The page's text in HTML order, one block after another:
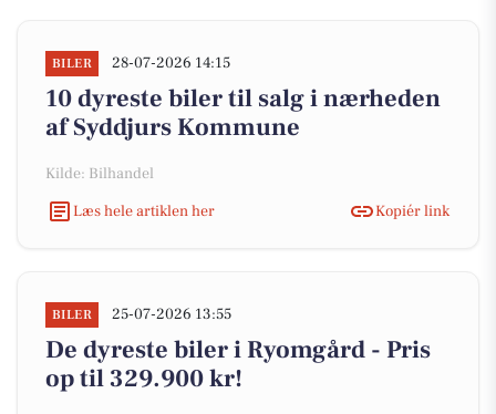
BILER 28-07-2026 14:15
10 dyreste biler til salg i nærheden
af Syddjurs Kommune
Kilde: Bilhandel
Læs hele artiklen her
Kopiér link
BILER 25-07-2026 13:55
De dyreste biler i Ryomgård - Pris
op til 329.900 kr!